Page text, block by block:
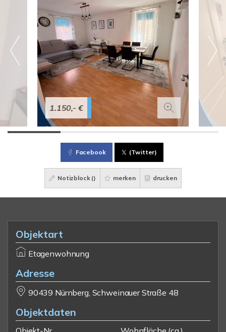
1.150,- €
Facebook (Twitter)
Notizblock () merken drucken
Objektart
Etagenwohnung
Adresse
90439 Nürnberg, Schweinauer Straße 48
Objektdaten